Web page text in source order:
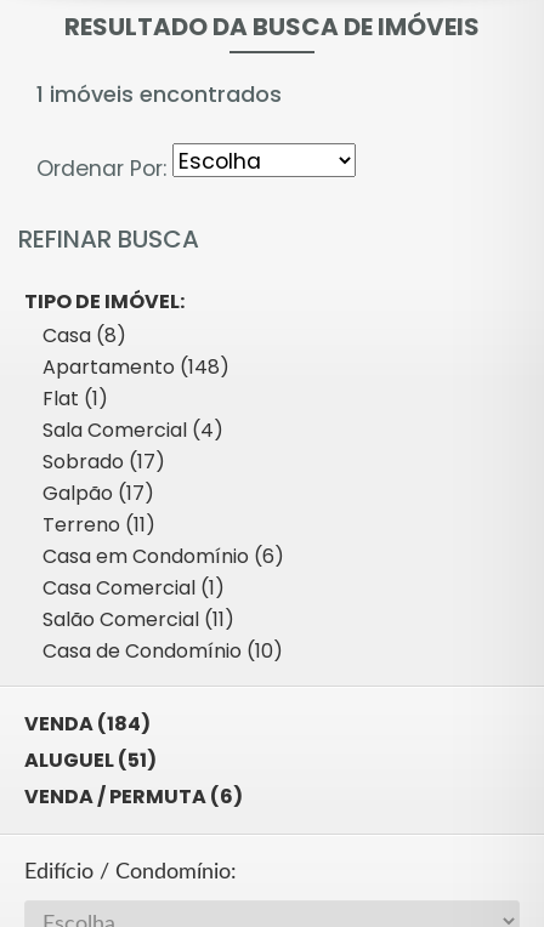
RESULTADO DA BUSCA DE IMÓVEIS
1 imóveis encontrados
Ordenar Por:
REFINAR BUSCA
TIPO DE IMÓVEL:
Casa (8)
Apartamento (148)
Flat (1)
Sala Comercial (4)
Sobrado (17)
Galpão (17)
Terreno (11)
Casa em Condomínio (6)
Casa Comercial (1)
Salão Comercial (11)
Casa de Condomínio (10)
VENDA (184)
ALUGUEL (51)
VENDA / PERMUTA (6)
Edifício / Condomínio: